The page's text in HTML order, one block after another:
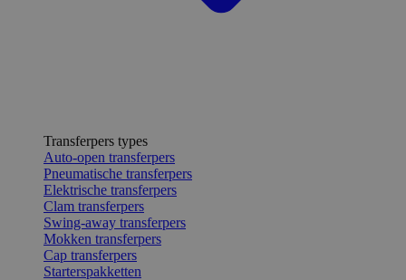
Transferpers types
Auto-open transferpers
Pneumatische transferpers
Elektrische transferpers
Clam transferpers
Swing-away transferpers
Mokken transferpers
Cap transferpers
Starterspakketten